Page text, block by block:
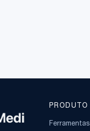
PRODUTO
Ferramentas